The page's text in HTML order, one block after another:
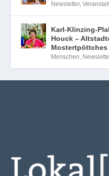
Newsletter,
Karl-Klinzing-
Houck –
Mostertpöttches
Menschen,